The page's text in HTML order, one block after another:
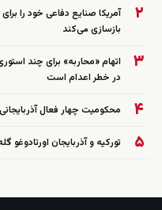
۲
آمریکا صنایع دفاعی خود را
بازسازی می‌کند
۳
در خطر اعدام است
۴ محکومیت چهار فعال آذربایجانی به مجموع
۵ تورکیه و آذربایجان اورتادوغو